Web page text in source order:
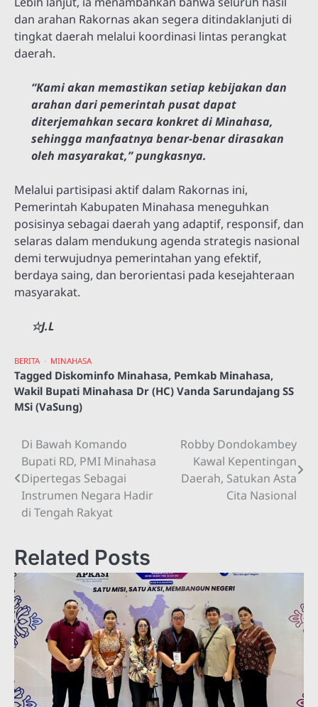
dan arahan Rakornas akan segera ditindaklanjuti di
tingkat daerah melalui koordinasi lintas perangkat
daerah.
“Kami akan memastikan setiap kebijakan dan
arahan dari pemerintah pusat dapat
diterjemahkan secara konkret di Minahasa,
sehingga manfaatnya benar-benar dirasakan
oleh masyarakat,” pungkasnya.
Melalui partisipasi aktif dalam Rakornas ini,
Pemerintah Kabupaten Minahasa meneguhkan
posisinya sebagai daerah yang adaptif, responsif, dan
selaras dalam mendukung agenda strategis nasional
demi terwujudnya pemerintahan yang efektif,
berdaya saing, dan berorientasi pada kesejahteraan
masyarakat.
☆J.L
BERITA MINAHASA
Tagged Diskominfo Minahasa, Pemkab Minahasa,
Wakil Bupati Minahasa Dr (HC) Vanda Sarundajang SS
MSi (VaSung)
Navigasi
pos
Di Bawah Komando
Bupati RD, PMI Minahasa
Dipertegas Sebagai
Instrumen Negara Hadir
di Tengah Rakyat
Robby Dondokambey
Kawal Kepentingan
Daerah, Satukan Asta
Cita Nasional
Related Posts